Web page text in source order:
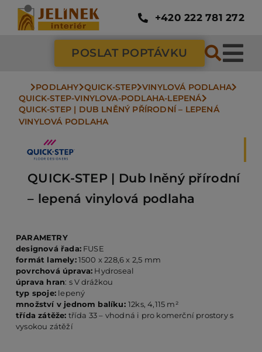
Přeskočit
obsah
+420 222 781 272
POSLAT POPTÁVKU
PODLAHY QUICK-STEP VINYLOVÁ PODLAHA
QUICK-STEP-VINYLOVA-PODLAHA-LEPENÁ
QUICK-STEP | DUB LNĚNÝ PŘÍRODNÍ – LEPENÁ
VINYLOVÁ PODLAHA
QUICK-STEP | Dub lněný přírodní
– lepená vinylová podlaha
PARAMETRY
designová řada:FUSE
formát lamely:1500 x 228,6 x 2,5 mm
povrchová úprava: Hydroseal
úprava hran: s V drážkou
typ spoje:lepený
množství v jednom balíku:12ks, 4,115 m²
třída zátěže: třída 33 – vhodná i pro komerční prostory s
vysokou zátěží